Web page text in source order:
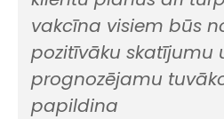
vakcīna visiem būs
pozitīvāku skatījumu
prognozējamu
papildina